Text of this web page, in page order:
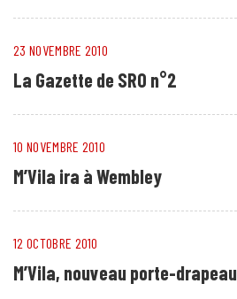
23 NOVEMBRE 2010
La Gazette de SRO n°2
10 NOVEMBRE 2010
M’Vila ira à Wembley
12 OCTOBRE 2010
M’Vila, nouveau porte-drapeau